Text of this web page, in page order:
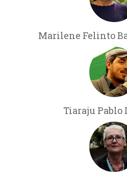
Marilene Felinto
Tiaraju Pablo